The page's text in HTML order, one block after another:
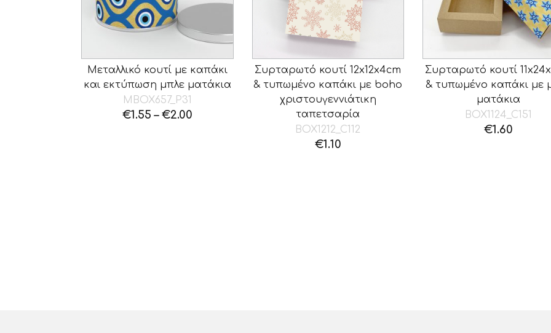
Μεταλλικό κουτί με καπάκι
και εκτύπωση μπλε ματάκια
MBOX657_P31
€1.55 – €2.00
Συρταρωτό κουτί 12x12x4cm
& τυπωμένο καπάκι με boho
χριστουγεννιάτικη
ταπετσαρία
BOX1212_C112
€1.10
Συρταρωτό κουτί
& τυπωμένο καπάκι με
ματάκια
BOX1124_C151
€1.60